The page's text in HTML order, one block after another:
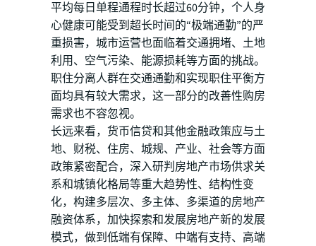
平均每日单程通程时长超过60分钟，个人身
心健康可能受到超长时间的“极端通勤”的严
重损害，城市运营也面临着交通拥堵、土地
利用、空气污染、能源损耗等方面的挑战。
职住分离人群在交通通勤和实现职住平衡方
面均具有较大需求，这一部分的改善性购房
需求也不容忽视。
长远来看，货币信贷和其他金融政策应与土
地、财税、住房、城规、产业、社会等方面
政策紧密配合，深入研判房地产市场供求关
系和城镇化格局等重大趋势性、结构性变
化，构建多层次、多主体、多渠道的房地产
融资体系，加快探索和发展房地产新的发展
模式，做到低端有保障、中端有支持、高端